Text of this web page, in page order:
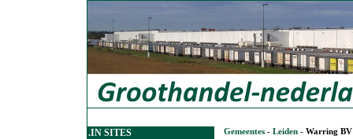
.IN SITES Gemeentes- Leiden - Warring BV